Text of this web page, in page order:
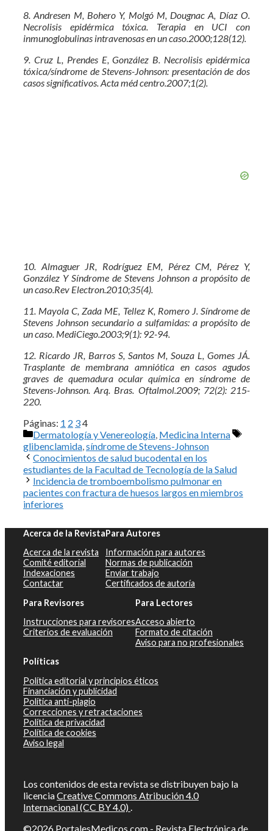
8. Andresen M, Bohero Y, Molgó M, Dougnac A, Díaz O.
Necrolisis epidérmica tóxica. Terapia en UCI con
inmunoglobulinas intravenosas en un caso.2000;128(12).
9. Cruz L, Prendes E, González B. Necrolisis epidérmica
tóxica/síndrome de Stevens-Johnson: presentación de dos
casos significativos. Acta méd centro.2007;1(2).
10. Almaguer JR, Rodríguez EM, Pérez CM, Pérez Y,
González Y Síndrome de Stevens Johnson a propósito de
un caso.Rev Electron.2010;35(4).
11. Mayola C, Zada ME, Tellez K, Romero J. Síndrome de
Stevens Johnson secundario a sulfamidas: a propósito de
un caso. MediCiego.2003;9(1): 92-94.
12. Ricardo JR, Barros S, Santos M, Souza L, Gomes JÁ.
Trasplante de membrana amniótica en casos agudos
graves de quemadura ocular química en síndrome de
Stevens-Johnson. Arq. Bras. Oftalmol.2009; 72(2): 215-
220.
Páginas: 1 2 34
Categorías
Dermatología y Venereología Medicina Interna
glibenclamida síndrome de Stevens-Johnson
Conocimientos de salud bucodental en los
estudiantes de la Facultad de Tecnología de la Salud
Incidencia de tromboembolismo pulmonar en
pacientes con fractura de huesos largos en miembros
inferiores
Acerca de la Revista
Acerca de la revista
Comité editorial
Indexaciones
Contactar
Para Autores
Información para autores
Normas de publicación
Enviar trabajo
Certificados de autoría
Para Revisores
Instrucciones para revisores
Criterios de evaluación
Para Lectores
Acceso abierto
Formato de citación
Aviso para no profesionales
Políticas
Política editorial y principios éticos
Financiación y publicidad
Política anti-plagio
Correcciones y retractaciones
Política de privacidad
Política de cookies
Aviso legal
Los contenidos de esta revista se distribuyen bajo la
licenciaCreative Commons Atribución 4.0
Internacional (CC BY 4.0) .
©2026 PortalesMedicos.com - Revista Electrónica de